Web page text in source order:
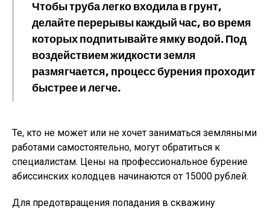
Чтобы труба легко входила в грунт,
делайте перерывы каждый час, во время
которых подпитывайте ямку водой. Под
воздействием жидкости земля
размягчается, процесс бурения проходит
быстрее и легче.
Те, кто не может или не хочет заниматься земляными
работами самостоятельно, могут обратиться к
специалистам. Цены на профессиональное бурение
абиссинских колодцев начинаются от 15000 рублей.
Для предотвращения попадания в скважину